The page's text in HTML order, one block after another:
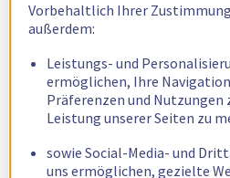
Vorbehaltlich Ihrer
außerdem:
Leistungs- und
ermöglichen, Ihre
Präferenzen und Nutzungen
Leistung unserer Seiten zu
sowie Social-Media- und
uns ermöglichen, gezielte